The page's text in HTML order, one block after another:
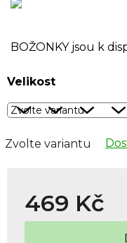
BOŽONKY jsou k
Velikost
Zvolte variantu
469 Kč
Měrná cena: